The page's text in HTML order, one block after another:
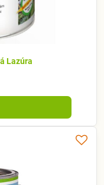
Lazúra